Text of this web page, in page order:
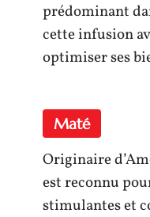
prédominant
cette infusion
optimiser ses
Maté
Originaire
est reconnu
stimulantes et